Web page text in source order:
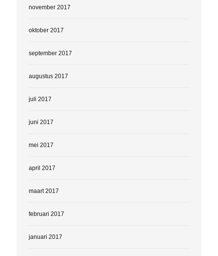
november 2017
oktober 2017
september 2017
augustus 2017
juli 2017
juni 2017
mei 2017
april 2017
maart 2017
februari 2017
januari 2017